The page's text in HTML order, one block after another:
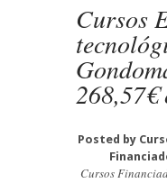
Cursos
268,57€
Posted by
Cursos